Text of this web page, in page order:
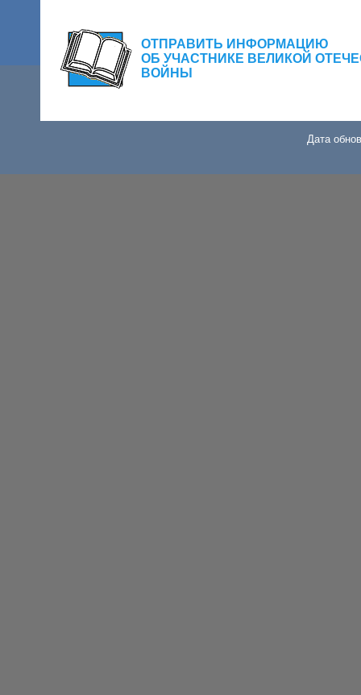
ОТПРАВИТЬ ИНФОРМАЦИЮ
ОБ УЧАСТНИКЕ ВЕЛИКОЙ
ВОЙНЫ
Дата